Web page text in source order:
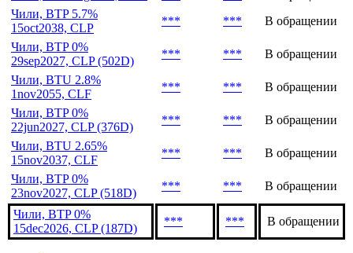
Чили, BTP 5.7%
15oct2038, CLP
*** ***
В обращении
Чили, BTP 0%
29sep2027, CLP (502D)
*** ***
В обращении
Чили, BTU 2.8%
1nov2055, CLF
*** ***
В обращении
Чили, BTP 0%
22jun2027, CLP (376D)
*** ***
В обращении
Чили, BTU 2.65%
15nov2037, CLF
*** ***
В обращении
Чили, BTP 0%
23nov2027, CLP (518D)
*** *** В обращении
Чили, BTP 0%
15dec2026, CLP (187D)
*** *** В обращении